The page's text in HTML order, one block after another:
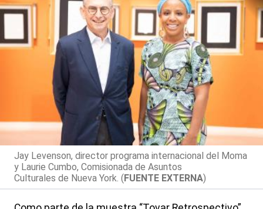
Jay Levenson, director programa internacional del Moma
y Laurie Cumbo, Comisionada de Asuntos
Culturales de Nueva York. (FUENTE EXTERNA)